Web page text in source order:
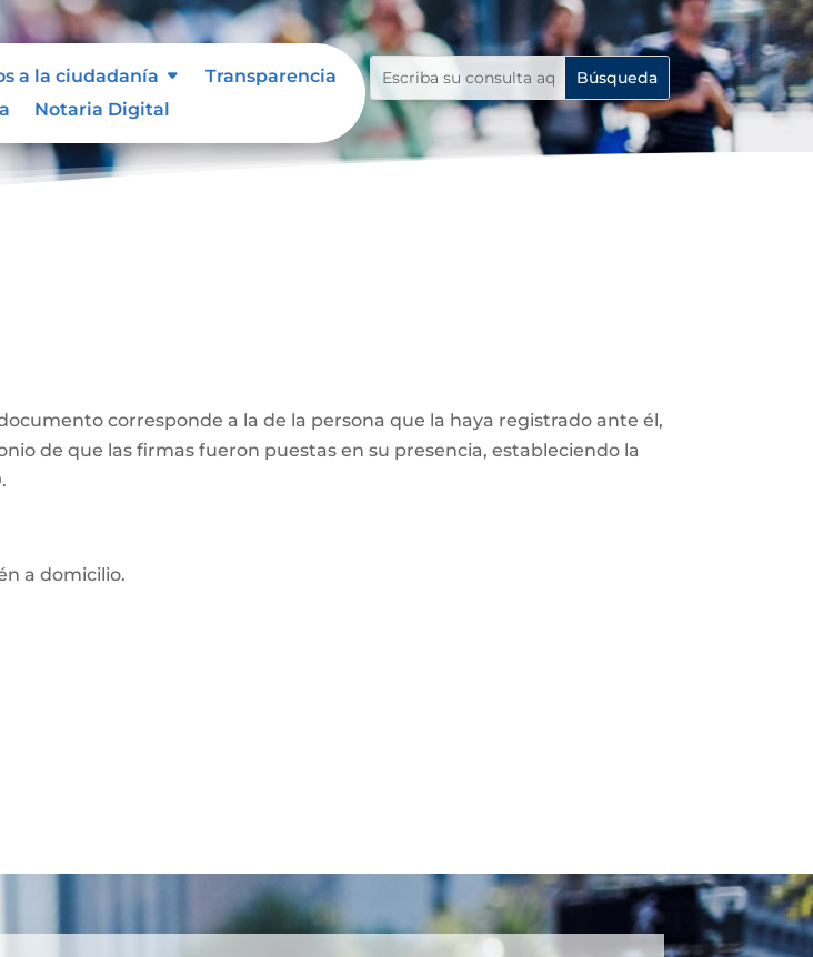
a la ciudadanía
Transparencia
Notaria Digital
corresponde a la de la persona que la haya registrado ante él,
de que las firmas fueron puestas en su presencia, estableciendo la
a domicilio.